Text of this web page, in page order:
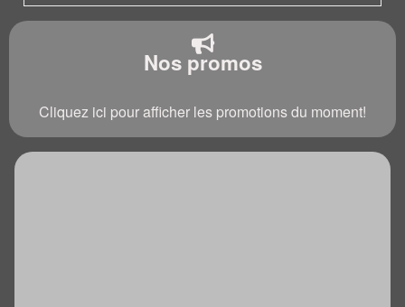
Nos promos
Cliquez ici pour afficher les promotions du moment!